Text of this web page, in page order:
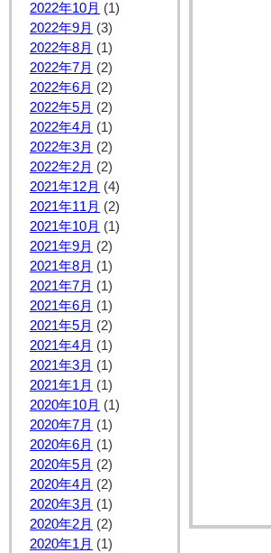
2022年10月 (1)
2022年9月 (3)
2022年8月 (1)
2022年7月 (2)
2022年6月 (2)
2022年5月 (2)
2022年4月 (1)
2022年3月 (2)
2022年2月 (2)
2021年12月 (4)
2021年11月 (2)
2021年10月 (1)
2021年9月 (2)
2021年8月 (1)
2021年7月 (1)
2021年6月 (1)
2021年5月 (2)
2021年4月 (1)
2021年3月 (1)
2021年1月 (1)
2020年10月 (1)
2020年7月 (1)
2020年6月 (1)
2020年5月 (2)
2020年4月 (2)
2020年3月 (1)
2020年2月 (2)
2020年1月 (1)